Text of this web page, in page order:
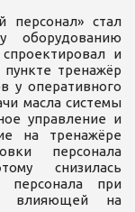
стал
оборудованию
и
тренажёр
у оперативного
масла системы
управление и
на тренажёре
персонала
снизилась
персонала при
влияющей на